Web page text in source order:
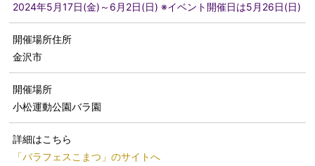
2024年5月17日(金)～6月2日(日) ※イベント開催日は5月26日(日)
開催場所住所
金沢市
開催場所
小松運動公園バラ園
詳細はこちら
「バラフェスこまつ」のサイトへ